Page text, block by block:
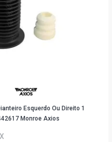
Esquerdo Ou Direito 1
Monroe Axios